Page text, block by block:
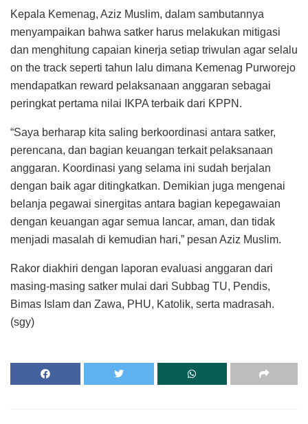
Kepala Kemenag, Aziz Muslim, dalam sambutannya
menyampaikan bahwa satker harus melakukan mitigasi
dan menghitung capaian kinerja setiap triwulan agar selalu
on the track seperti tahun lalu dimana Kemenag Purworejo
mendapatkan reward pelaksanaan anggaran sebagai
peringkat pertama nilai IKPA terbaik dari KPPN.
“Saya berharap kita saling berkoordinasi antara satker,
perencana, dan bagian keuangan terkait pelaksanaan
anggaran. Koordinasi yang selama ini sudah berjalan
dengan baik agar ditingkatkan. Demikian juga mengenai
belanja pegawai sinergitas antara bagian kepegawaian
dengan keuangan agar semua lancar, aman, dan tidak
menjadi masalah di kemudian hari,” pesan Aziz Muslim.
Rakor diakhiri dengan laporan evaluasi anggaran dari
masing-masing satker mulai dari Subbag TU, Pendis,
Bimas Islam dan Zawa, PHU, Katolik, serta madrasah.
(sgy)